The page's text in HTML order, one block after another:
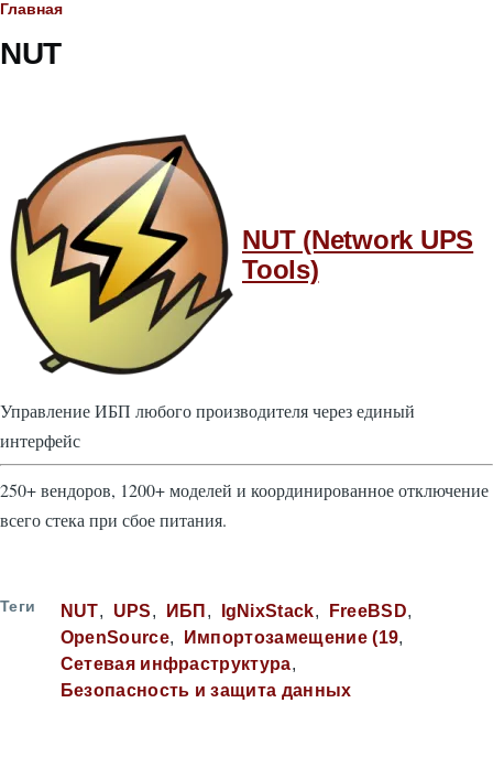
Строка
навигации
Главная
NUT
NUT (Network UPS
Tools)
Управление ИБП любого производителя через единый
интерфейс
250+ вендоров, 1200+ моделей и координированное отключение
всего стека при сбое питания.
Теги NUT UPS ИБП IgNixStack
FreeBSD
OpenSource
Импортозамещение (19
Сетевая инфраструктура
Безопасность и защита данных